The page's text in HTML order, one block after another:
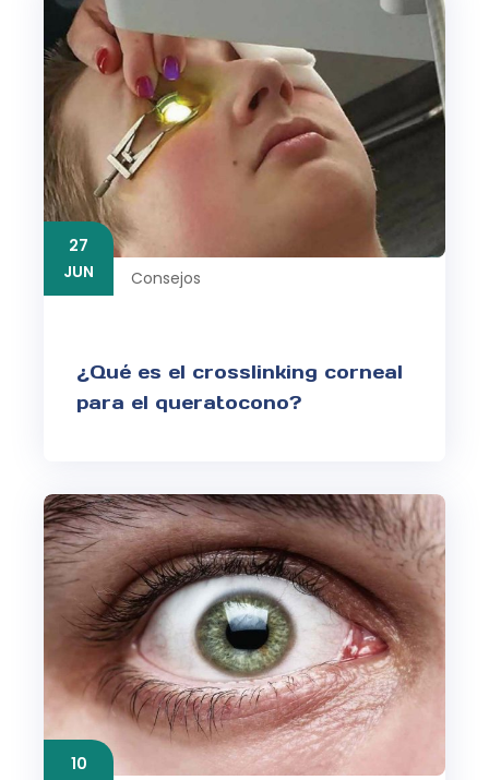
27
JUN
Consejos
¿Qué es el crosslinking corneal
para el queratocono?
10